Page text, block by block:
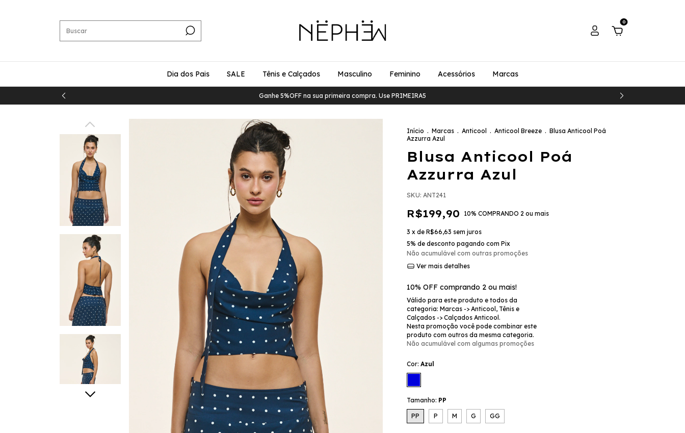
0
Dia dos Pais SALE Tênis e Calçados Masculino Feminino Acessórios Marcas
Ganhe 5%OFF na sua primeira compra. Use PRIMEIRA5
Início . Marcas . Anticool . Anticool Breeze . Blusa Anticool Poá
Azzurra Azul
Blusa Anticool Poá
Azzurra Azul
SKU: ANT241
R$199,90 10% COMPRANDO 2 ou mais
3 x de R$66,63 sem juros
5% de desconto pagando com Pix
Não acumulável com outras promoções
Ver mais detalhes
10% OFF comprando 2 ou mais!
Válido para este produto e todos da
categoria: Marcas -> Anticool, Tênis e
Calçados -> Calçados Anticool.
Nesta promoção você pode combinar este
produto com outros da mesma categoria.
Não acumulável com algumas promoções
Cor: Azul
Tamanho: PP
PP P M G GG